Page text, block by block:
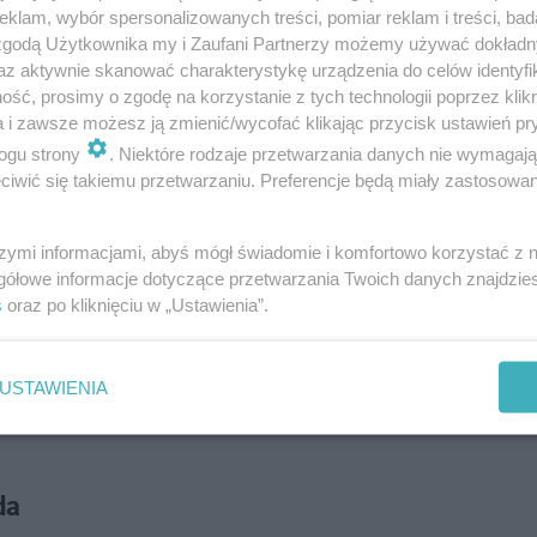
ROKU
do piątku o godzinie14:00 na antenie TVP1.
2026
. Jeśli jednak nie możecie zasiąść przed
można oglądać online w serwisie
"Wichrowe wzgórze". Piękna aktorka dostała rolę
wybór spersonalizowanych treści, pomiar reklam i treści,
Użytkownika my i Zaufani Partnerzy możemy używać
aktywnie skanować charakterystykę urządzenia do celów
prosimy o zgodę na korzystanie z tych technologii poprzez
i zawsze możesz ją zmienić/wycofać klikając przycisk ustawień
strony
. Niektóre rodzaje przetwarzania danych nie
się takiemu przetwarzaniu. Preferencje będą miały
informacjami, abyś mógł świadomie i komfortowo korzystać z
informacje dotyczące przetwarzania Twoich danych
oraz po kliknięciu w „Ustawienia”.
USTAWIENIA